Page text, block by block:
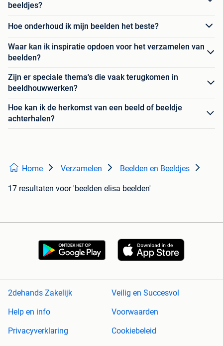
beeldjes?
Hoe onderhoud ik mijn beelden het beste?
Waar kan ik inspiratie opdoen voor het verzamelen van
beelden?
Zijn er speciale thema's die vaak terugkomen in
beeldhouwwerken?
Hoe kan ik de herkomst van een beeld of beeldje
achterhalen?
Home Verzamelen Beelden en Beeldjes
17 resultaten voor 'beelden elisa beelden'
2dehands Zakelijk
Veilig en Succesvol
Help en info
Voorwaarden
Privacyverklaring
Cookiebeleid